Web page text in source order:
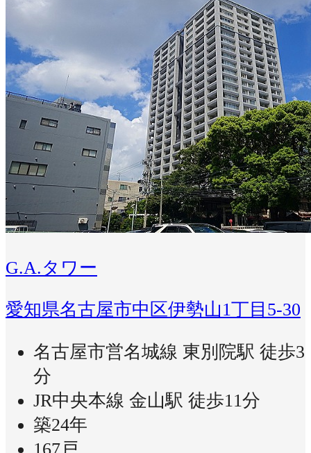
G.A.タワー
愛知県名古屋市中区伊勢山1丁目5-30
名古屋市営名城線 東別院駅 徒歩3
分
JR中央本線 金山駅 徒歩11分
築24年